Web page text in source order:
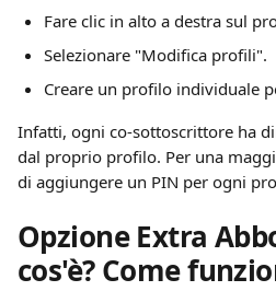
Fare clic in alto a destra sul
Selezionare "Modifica profili".
Creare un profilo individuale
Infatti, ogni co-sottoscrittore ha
dal proprio profilo. Per una
di aggiungere un PIN per ogni
Opzione Extra
cos'è? Come